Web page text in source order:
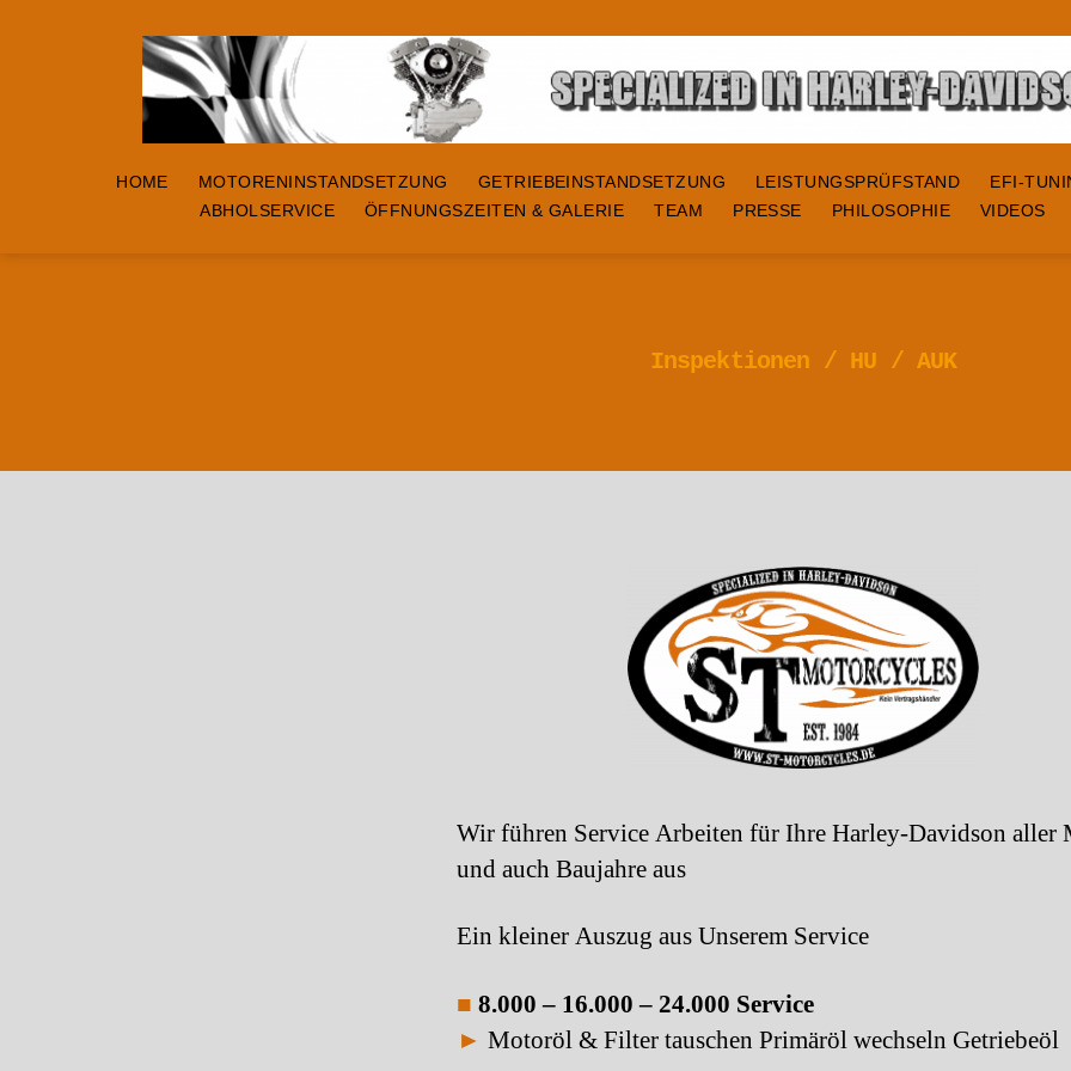
MOTORCYCLES
HOME MOTORENINSTANDSETZUNG GETRIEBEINSTANDSETZUNG LEISTUNGSPRÜFSTAND EFI-
ABHOLSERVICE
ÖFFNUNGSZEITEN & GALERIE TEAM PRESSE PHILOSOPHIE VIDEOS
Inspektionen / HU / AUK
Wir führen Service Arbeiten für Ihre Harley-Davidson aller
und auch Baujahre aus
Ein kleiner Auszug aus Unserem Service
■ 8.000 – 16.000 – 24.000 Service
► Motoröl & Filter tauschen Primäröl wechseln Getriebeöl